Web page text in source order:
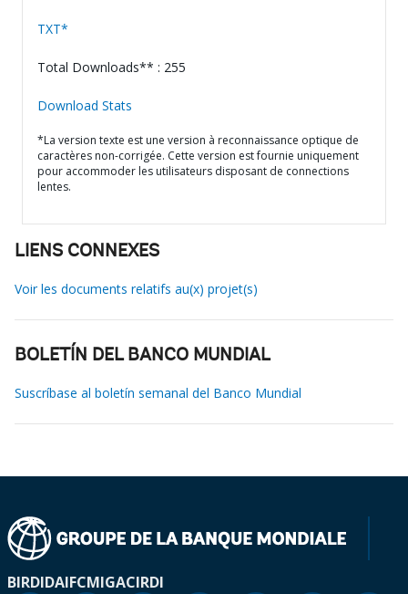
TXT*
Total Downloads** : 255
Download Stats
*La version texte est une version à reconnaissance optique de
caractères non-corrigée. Cette version est fournie uniquement
pour accommoder les utilisateurs disposant de connections
lentes.
LIENS CONNEXES
Voir les documents relatifs au(x) projet(s)
BOLETÍN DEL BANCO MUNDIAL
Suscríbase al boletín semanal del Banco Mundial
BIRDIDAIFCMIGACIRDI